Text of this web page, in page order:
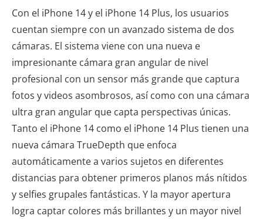
Con el iPhone 14 y el iPhone 14 Plus, los usuarios
cuentan siempre con un avanzado sistema de dos
cámaras. El sistema viene con una nueva e
impresionante cámara gran angular de nivel
profesional con un sensor más grande que captura
fotos y videos asombrosos, así como con una cámara
ultra gran angular que capta perspectivas únicas.
Tanto el iPhone 14 como el iPhone 14 Plus tienen una
nueva cámara TrueDepth que enfoca
automáticamente a varios sujetos en diferentes
distancias para obtener primeros planos más nítidos
y selfies grupales fantásticas. Y la mayor apertura
logra captar colores más brillantes y un mayor nivel